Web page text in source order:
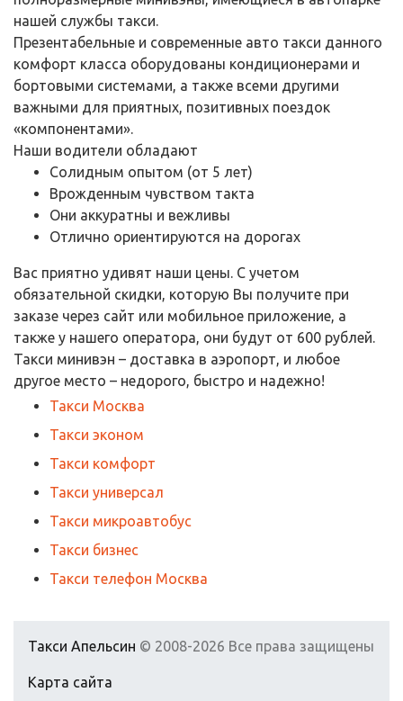
нашей службы такси.
Презентабельные и современные авто такси данного
комфорт класса оборудованы кондиционерами и
бортовыми системами, а также всеми другими
важными для приятных, позитивных поездок
«компонентами».
Наши водители обладают
Солидным опытом (от 5 лет)
Врожденным чувством такта
Они аккуратны и вежливы
Отлично ориентируются на дорогах
Вас приятно удивят наши цены. С учетом
обязательной скидки, которую Вы получите при
заказе через сайт или мобильное приложение, а
также у нашего оператора, они будут от 600 рублей.
Такси минивэн – доставка в аэропорт, и любое
другое место – недорого, быстро и надежно!
Такси Москва
Такси эконом
Такси комфорт
Такси универсал
Такси микроавтобус
Такси бизнес
Такси телефон Москва
Такси Апельсин © 2008-2026 Все права защищены
Карта сайта